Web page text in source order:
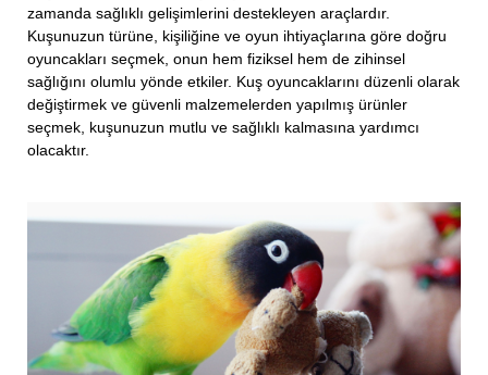
zamanda sağlıklı gelişimlerini destekleyen araçlardır.
Kuşunuzun türüne, kişiliğine ve oyun ihtiyaçlarına göre doğru
oyuncakları seçmek, onun hem fiziksel hem de zihinsel
sağlığını olumlu yönde etkiler. Kuş oyuncaklarını düzenli olarak
değiştirmek ve güvenli malzemelerden yapılmış ürünler
seçmek, kuşunuzun mutlu ve sağlıklı kalmasına yardımcı
olacaktır.